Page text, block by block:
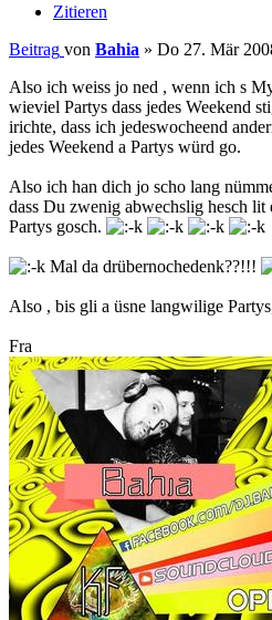
Zitieren
Beitrag von Bahia » Do 27. Mär
Also ich weiss jo ned , wenn ich s
wieviel Partys dass jedes Weekend
irichte, dass ich jedeswocheend
jedes Weekend a Partys würd go.
Also ich han dich jo scho lang
dass Du zwenig abwechslig hesch lit
Partys gosch.
Mal da drübernochedenk??!!!
Also , bis gli a üsne langwilige
Fra